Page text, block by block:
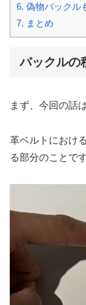
6. 偽物バックル
7. まとめ
バックルの
まず、今回の話
革ベルトにおけ
る部分のことです